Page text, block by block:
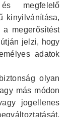
megfelelő
kinyilvánítása,
megerősítést
jelzi, hogy
adatok
olyan
más módon
jogellenes